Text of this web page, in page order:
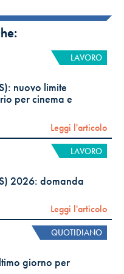
LAVORO
nuovo limite
per cinema e
Leggi l'articolo
LAVORO
2026: domanda
Leggi l'articolo
QUOTIDIANO
giorno per